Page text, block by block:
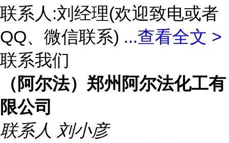
联系人:刘经理(欢迎致电或者
QQ、微信联系) ...查看全文 >
联系我们
（阿尔法）郑州阿尔法化工有
限公司
联系人 刘小彦